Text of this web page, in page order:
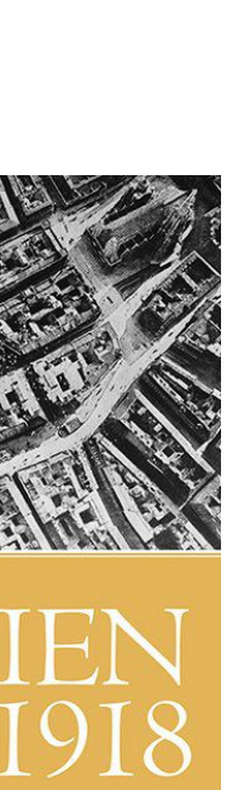
03.11.2017
400 Seiten
20486-2